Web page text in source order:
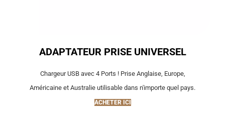
ADAPTATEUR PRISE UNIVERSEL
Chargeur USB avec 4 Ports ! Prise Anglaise, Europe,
Américaine et Australie utilisable dans n'importe quel pays.
ACHETER ICI